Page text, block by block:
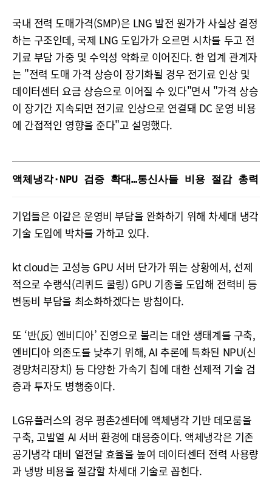
국내 전력 도매가격(SMP)은 LNG 발전 원가가 사실상 결정
하는 구조인데, 국제 LNG 도입가가 오르면 시차를 두고 전
기료 부담 가중 및 수익성 악화로 이어진다. 한 업계 관계자
는 "전력 도매 가격 상승이 장기화될 경우 전기료 인상 및
데이터센터 요금 상승으로 이어질 수 있다"면서 "가격 상승
이 장기간 지속되면 전기료 인상으로 연결돼 DC 운영 비용
에 간접적인 영향을 준다"고 설명했다.
액체냉각·NPU 검증 확대…통신사들 비용 절감 총력
기업들은 이같은 운영비 부담을 완화하기 위해 차세대 냉각
기술 도입에 박차를 가하고 있다.
kt cloud는 고성능 GPU 서버 단가가 뛰는 상황에서, 선제
적으로 수랭식(리퀴드 쿨링) GPU 기종을 도입해 전력비 등
변동비 부담을 최소화하겠다는 방침이다.
또 ‘반(反) 엔비디아’ 진영으로 불리는 대안 생태계를 구축,
엔비디아 의존도를 낮추기 위해, AI 추론에 특화된 NPU(신
경망처리장치) 등 다양한 가속기 칩에 대한 선제적 기술 검
증과 투자도 병행중이다.
LG유플러스의 경우 평촌2센터에 액체냉각 기반 데모룸을
구축, 고발열 AI 서버 환경에 대응중이다. 액체냉각은 기존
공기냉각 대비 열전달 효율을 높여 데이터센터 전력 사용량
과 냉방 비용을 절감할 차세대 기술로 꼽힌다.